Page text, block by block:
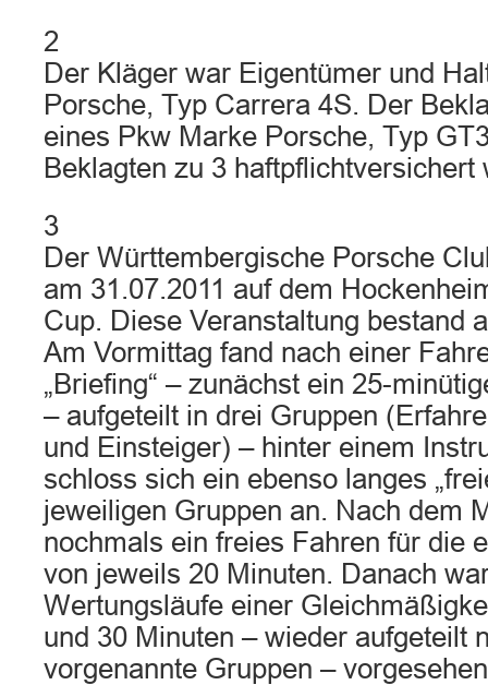
2
Der Kläger war Eigentümer und
Porsche, Typ Carrera 4S. Der
eines Pkw Marke Porsche, Typ
Beklagten zu 3 haftpflichtversichert
3
Der Württembergische Porsche
am 31.07.2011 auf dem
Cup. Diese Veranstaltung bestand
Am Vormittag fand nach einer
„Briefing“ – zunächst ein 25-
– aufgeteilt in drei Gruppen
und Einsteiger) – hinter einem
schloss sich ein ebenso langes
jeweiligen Gruppen an. Nach dem
nochmals ein freies Fahren für die
von jeweils 20 Minuten. Danach
Wertungsläufe einer
und 30 Minuten – wieder aufgeteilt
vorgenannte Gruppen –